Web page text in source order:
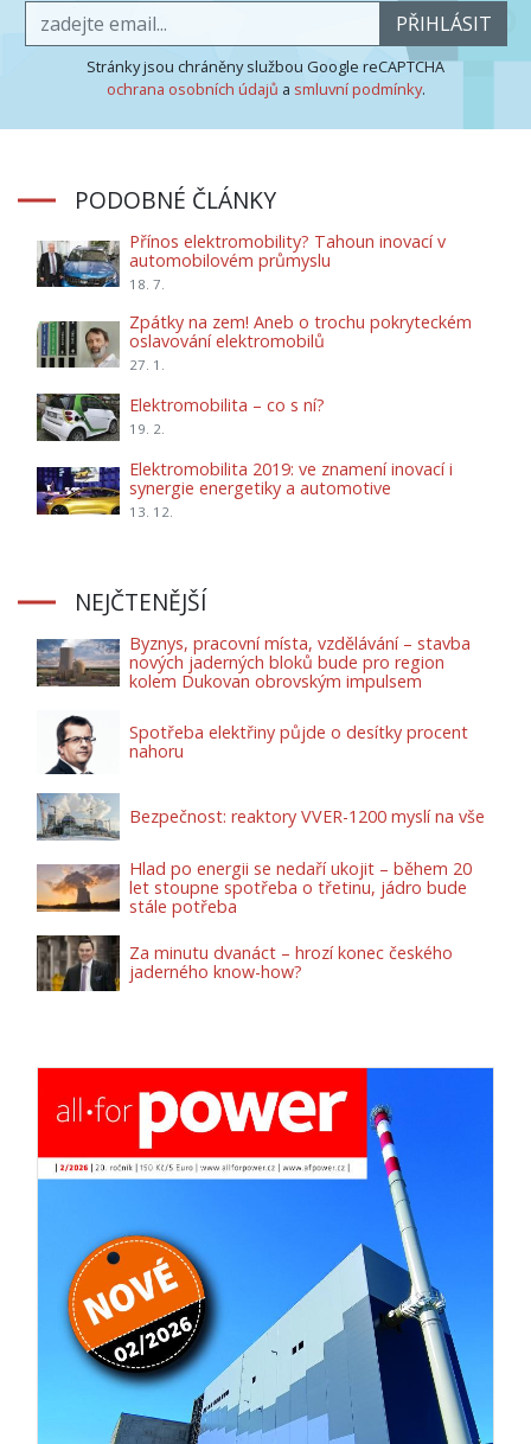
PŘIHLÁSIT
Stránky jsou chráněny službou Google reCAPTCHA
ochrana osobních údajů a smluvní podmínky.
PODOBNÉ ČLÁNKY
Přínos elektromobility? Tahoun inovací v
automobilovém průmyslu
18. 7.
Zpátky na zem! Aneb o trochu pokryteckém
oslavování elektromobilů
27. 1.
Elektromobilita – co s ní?
19. 2.
Elektromobilita 2019: ve znamení inovací i
synergie energetiky a automotive
13. 12.
NEJČTENĚJŠÍ
Byznys, pracovní místa, vzdělávání – stavba
nových jaderných bloků bude pro region
kolem Dukovan obrovským impulsem
Spotřeba elektřiny půjde o desítky procent
nahoru
Bezpečnost: reaktory VVER-1200 myslí na vše
Hlad po energii se nedaří ukojit – během 20
let stoupne spotřeba o třetinu, jádro bude
stále potřeba
Za minutu dvanáct – hrozí konec českého
jaderného know-how?